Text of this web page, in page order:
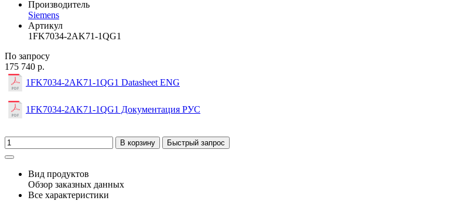
Производитель
Siemens
Артикул
1FK7034-2AK71-1QG1
По запросу
175 740 р.
1FK7034-2AK71-1QG1 Datasheet ENG
1FK7034-2AK71-1QG1 Документация РУС
В корзину Быстрый запрос
Вид продуктов
Обзор заказных данных
Все характеристики